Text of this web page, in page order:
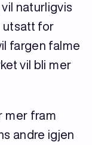
naturligvis
utsatt for
fargen falme
vil bli mer
mer fram
andre igjen